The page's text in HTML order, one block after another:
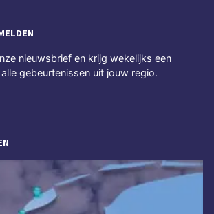
nieuwsbrief en krijg wekelijks een
gebeurtenissen uit jouw regio.